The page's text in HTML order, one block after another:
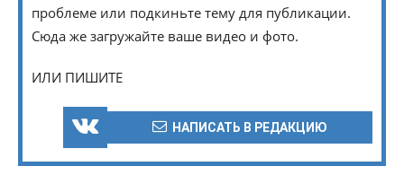
проблеме или подкиньте тему для публикации.
Сюда же загружайте ваше видео и фото.
ИЛИ ПИШИТЕ
НАПИСАТЬ В РЕДАКЦИЮ